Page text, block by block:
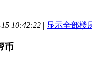
10:42:22 | 显示全部楼
币